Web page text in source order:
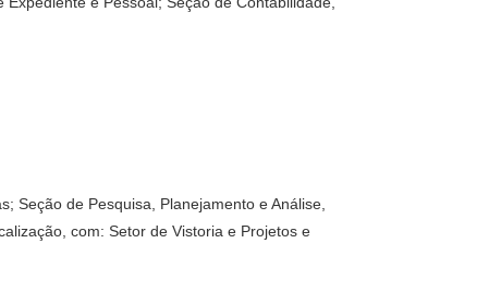
Seção de Pesquisa, Planejamento e Análise,
com: Setor de Vistoria e Projetos e